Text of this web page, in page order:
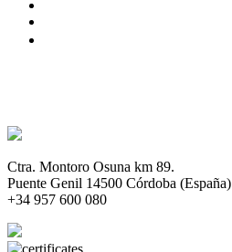
Ctra. Montoro Osuna km 89.
Puente Genil 14500 Córdoba (España)
+34 957 600 080